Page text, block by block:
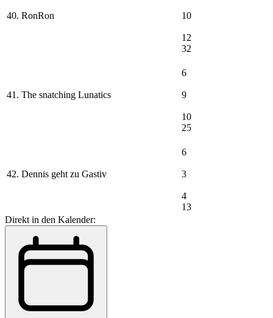
40. RonRon 10
12
32
41. The snatching Lunatics
6
9
10
25
42. Dennis geht zu Gastiv
6
3
4
13
Direkt in den Kalender: